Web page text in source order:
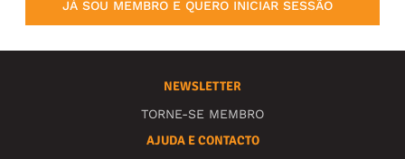
JÁ SOU MEMBRO E QUERO INICIAR SESSÃO
NEWSLETTER
TORNE-SE MEMBRO
AJUDA E CONTACTO